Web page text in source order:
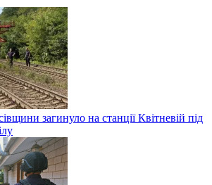
загинуло на станції Квітневій під